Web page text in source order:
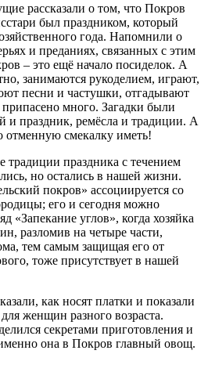
рассказали о том, что Покров
был праздником, который
года. Напомнили о
и преданиях, связанных с этим
– это ещё начало посиделок. А
занимаются рукоделием, играют,
песни и частушки, отгадывают
много. Загадки были
и праздник, ремёсла и традиции. А
отменную смекалку иметь!
традиции праздника с течением
но остались в нашей жизни.
покров» ассоциируется со
его и сегодня можно
«Запекание углов», когда хозяйка
разломив на четыре части,
тем самым защищая его от
тоже присутствует в нашей
как носят платки и показали
женщин разного возраста.
секретами приготовления и
она в Покров главный овощ.